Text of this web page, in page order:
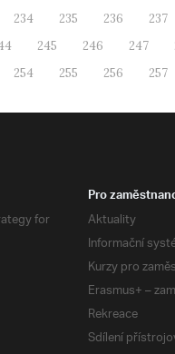
234 235 236 237
245 246 247
254 255 256 257
for
Pro
Aktuality
Informační
Kurzy pro
Erasmus+ –
Rekreace
Sdílení